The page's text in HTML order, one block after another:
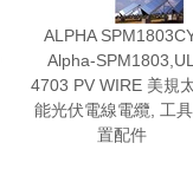
ALPHA
Alpha-SPM1803,UL
4703 PV WIRE 美規
能光伏電線電纜, 工
置配件